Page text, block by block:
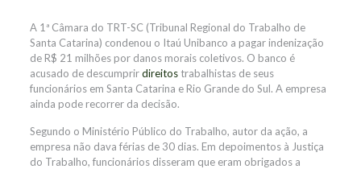
A 1ª Câmara do TRT-SC (Tribunal Regional do Trabalho de
Santa Catarina) condenou o Itaú Unibanco a pagar indenização
de R$ 21 milhões por danos morais coletivos. O banco é
acusado de descumprirdireitostrabalhistas de seus
funcionários em Santa Catarina e Rio Grande do Sul. A empresa
ainda pode recorrer da decisão.
Segundo o Ministério Público do Trabalho, autor da ação, a
empresa não dava férias de 30 dias. Em depoimentos à Justiça
do Trabalho, funcionários disseram que eram obrigados a